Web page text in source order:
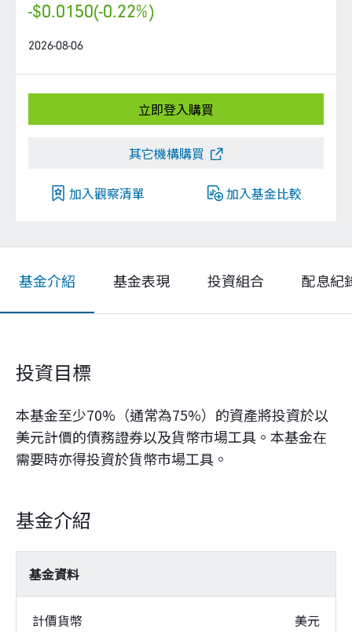
-$0.0150(-0.22%)
2026-08-06
立即登入購買
其它機構購買
加入觀察清單 加入基金比較
基金介紹 基金表現 投資組合 配息紀
投資目標
本基金至少70%（通常為75%）的資產將投資於以
美元計價的債務證券以及貨幣市場工具。本基金在
需要時亦得投資於貨幣市場工具。
基金介紹
基金資料
計價貨幣 美元